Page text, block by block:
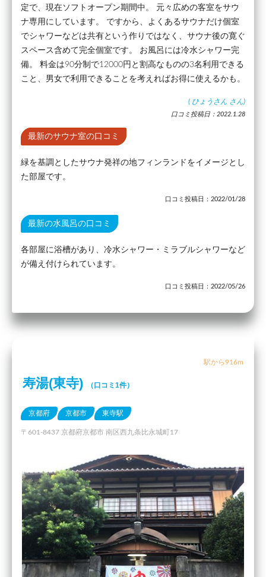
定で、現在ソフトオープン期間中。 元々広めの客室をサウ
ナ専用にしています。 ですから、よくあるサウナだけ個室
でシャワーなどは共有という作りではなく、サウナ後の寛ぐ
スペース含めて完全個室です。 お風呂には冷水シャワー完
備。 料金は90分制で12000円と割高なものの3名利用できる
こと、男女で利用できることを考えればお得に使えるかも。
( ひょうさん さん)
口コミ投稿日：2022.1.28
最新のサウナ室の口コミ
緑を基調としたサウナ発祥の地フィンランドをイメージとし
た部屋です。
口コミ投稿日：2022/01/28
最新の水風呂の口コミ
各部屋に浴槽があり、冷水シャワー・ミラブルシャワーなど
が備え付けられています。
口コミ投稿日：2022/05/26
駅から916m
寿湯(東寺) （口コミ1件）
京都府 京都市 東寺駅
〒601-8437 京都府京都市 南区西九条比永城町17